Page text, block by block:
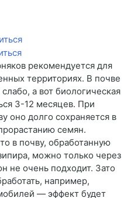
рекомендуется для
территориях. В почве
а вот биологическая
3-12 месяцев. При
оно долго сохраняется в
семян.
в почву, обработанную
можно только через
не очень подходит. Зато
например,
— эффект будет